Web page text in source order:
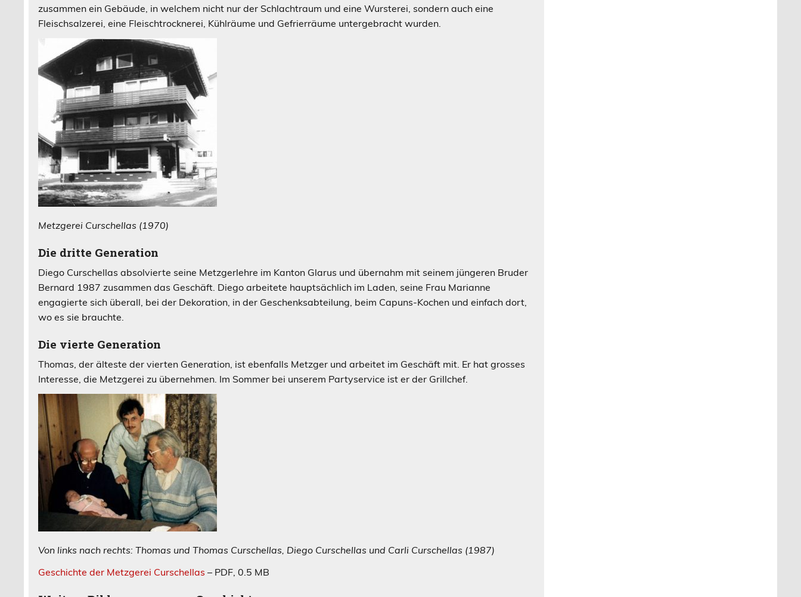
zusammen ein Gebäude, in welchem nicht nur der Schlachtraum und eine Wursterei, sondern auch eine
Fleischsalzerei, eine Fleischtrocknerei, Kühlräume und Gefrierräume untergebracht wurden.
Metzgerei Curschellas (1970)
Die dritte Generation
Diego Curschellas absolvierte seine Metzgerlehre im Kanton Glarus und übernahm mit seinem jüngeren Bruder
Bernard 1987 zusammen das Geschäft. Diego arbeitete hauptsächlich im Laden, seine Frau Marianne
engagierte sich überall, bei der Dekoration, in der Geschenksabteilung, beim Capuns-Kochen und einfach dort,
wo es sie brauchte.
Die vierte Generation
Thomas, der älteste der vierten Generation, ist ebenfalls Metzger und arbeitet im Geschäft mit. Er hat grosses
Interesse, die Metzgerei zu übernehmen. Im Sommer bei unserem Partyservice ist er der Grillchef.
Von links nach rechts: Thomas und Thomas Curschellas, Diego Curschellas und Carli Curschellas (1987)
Geschichte der Metzgerei Curschellas – PDF, 0.5 MB